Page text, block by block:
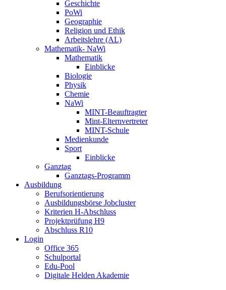
Geschichte
PoWi
Geographie
Religion und Ethik
Arbeitslehre (AL)
Mathematik- NaWi
Mathematik
Einblicke
Biologie
Physik
Chemie
NaWi
MINT-Beauftragter
Mint-Elternvertreter
MINT-Schule
Medienkunde
Sport
Einblicke
Ganztag
Ganztags-Programm
Ausbildung
Berufsorientierung
Ausbildungsbörse Jobcluster
Kriterien H-Abschluss
Projektprüfung H9
Abschluss R10
Login
Office 365
Schulportal
Edu-Pool
Digitale Helden Akademie